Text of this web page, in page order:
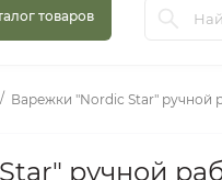
товаров
Варежки "Nordic Star" ручной
ручной